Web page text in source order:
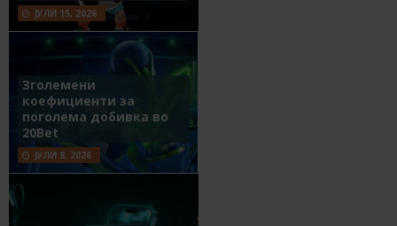
ЈУЛИ 15, 2026
Зголемени
коефициенти за
поголема добивка во
20Bet
ЈУЛИ 8, 2026